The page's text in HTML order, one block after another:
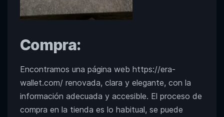
Compra:
Encontramos una página web https://era-
wallet.com/ renovada, clara y elegante, con la
información adecuada y accesible. El proceso de
compra en la tienda es lo habitual, se puede